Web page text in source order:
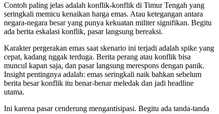
Contoh paling jelas adalah konflik-konflik di Timur Tengah yang
seringkali memicu kenaikan harga emas. Atau ketegangan antara
negara-negara besar yang punya kekuatan militer signifikan. Begitu
ada berita eskalasi konflik, pasar langsung bereaksi.
Karakter pergerakan emas saat skenario ini terjadi adalah spike yang
cepat, kadang nggak terduga. Berita perang atau konflik bisa
muncul kapan saja, dan pasar langsung merespons dengan panik.
Insight pentingnya adalah: emas seringkali naik bahkan sebelum
berita besar konflik itu benar-benar meledak dan jadi headline
utama.
Ini karena pasar cenderung mengantisipasi. Begitu ada tanda-tanda